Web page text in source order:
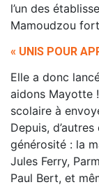
l’un des
Mamoudzou
« UNIS POUR
Elle a donc
aidons Mayotte
scolaire à
Depuis,
générosité : la
Jules Ferry,
Paul Bert, et